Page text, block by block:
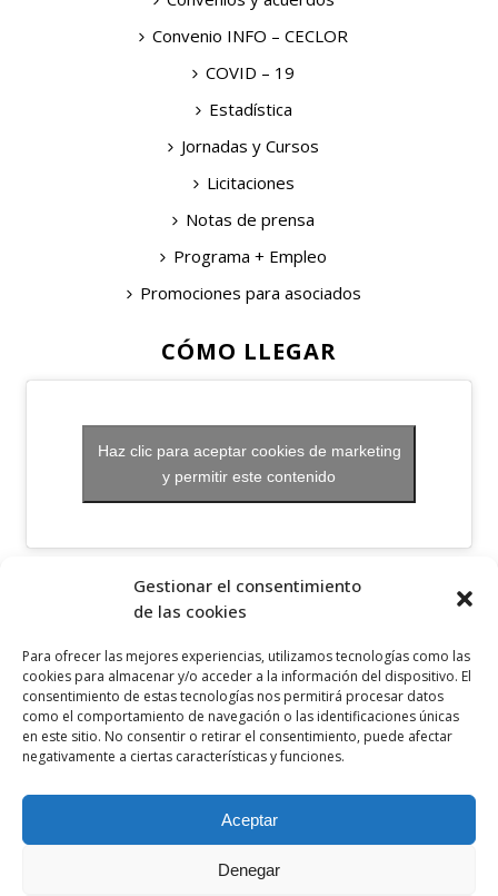
Gestionar el consentimiento
de las cookies
Para ofrecer las mejores experiencias, utilizamos tecnologías como las
cookies para almacenar y/o acceder a la información del dispositivo. El
consentimiento de estas tecnologías nos permitirá procesar datos
como el comportamiento de navegación o las identificaciones únicas
en este sitio. No consentir o retirar el consentimiento, puede afectar
negativamente a ciertas características y funciones.
Aceptar
Denegar
Convenio INFO – CECLOR
COVID – 19
Estadística
Jornadas y Cursos
Licitaciones
Notas de prensa
Programa + Empleo
Promociones para asociados
CÓMO LLEGAR
Haz clic para aceptar cookies de marketing
y permitir este contenido
OTROS ENLACES
Política de cookies
Aviso legal
Canal ético
SÍGUENOS EN